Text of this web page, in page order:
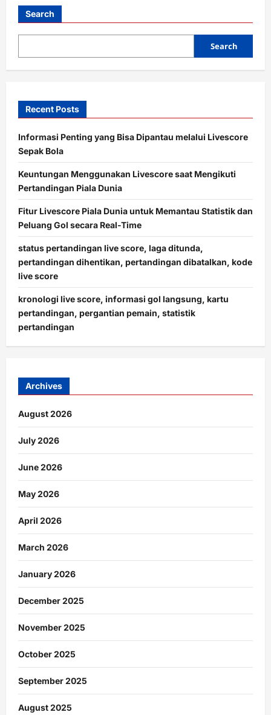
t
i
Search
Search
Recent Posts
Informasi Penting yang Bisa Dipantau melalui Livescore
Sepak Bola
Keuntungan Menggunakan Livescore saat Mengikuti
Pertandingan Piala Dunia
Fitur Livescore Piala Dunia untuk Memantau Statistik dan
Peluang Gol secara Real-Time
status pertandingan live score, laga ditunda,
pertandingan dihentikan, pertandingan dibatalkan, kode
live score
kronologi live score, informasi gol langsung, kartu
pertandingan, pergantian pemain, statistik
pertandingan
Archives
August 2026
July 2026
June 2026
May 2026
April 2026
March 2026
January 2026
December 2025
November 2025
October 2025
September 2025
August 2025